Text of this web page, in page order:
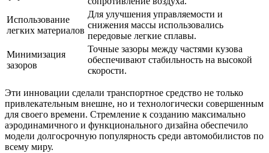
Использование
легких материалов
Для улучшения управляемости и
снижения массы использовались
передовые легкие сплавы.
Минимизация
зазоров
Точные зазоры между частями кузова
обеспечивают стабильность на высокой
скорости.
Эти инновации сделали транспортное средство не только
привлекательным внешне, но и технологически совершенным
для своего времени. Стремление к созданию максимально
аэродинамичного и функционального дизайна обеспечило
модели долгосрочную популярность среди автомобилистов по
всему миру.